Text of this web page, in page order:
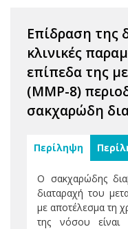
Επίδραση της
κλινικές
επίπεδα της
(MMP-8)
σακχαρώδη
Περίληψη
Ο σακχαρώδης
διαταραχή του
με αποτέλεσμα τη
της νόσου είναι